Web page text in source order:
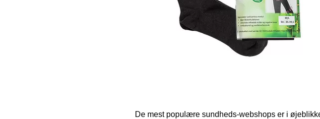
De mest populære sundheds-webshops er i